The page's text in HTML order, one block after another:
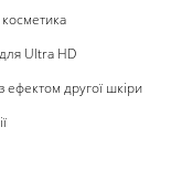
Ultra HD
ефектом другої шкіри